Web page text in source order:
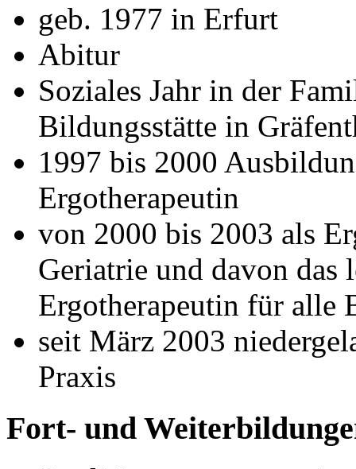
geb. 1977 in Erfurt
Abitur
Soziales Jahr in der
Bildungsstätte in
1997 bis 2000
Ergotherapeutin
von 2000 bis 2003 als
Geriatrie und davon das
Ergotherapeutin für
seit März 2003
Praxis
Fort- und